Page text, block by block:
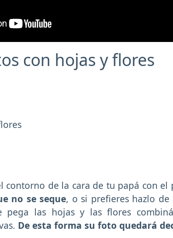
con hojas y flores
contorno de la cara de tu papá con el
no se seque, o si prefieres hazlo de
pega las hojas y las flores
De esta forma su foto quedará